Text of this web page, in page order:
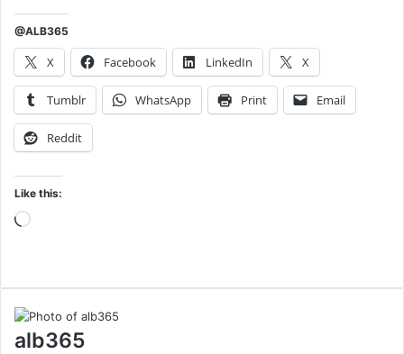
@ALB365
X Facebook LinkedIn X
Tumblr WhatsApp Print Email
Reddit
Like this:
Loading…
alb365